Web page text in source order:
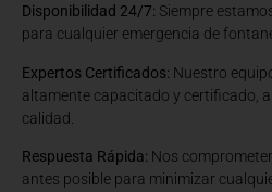
Disponibilidad 24/7: Siempre
para cualquier emergencia de
Expertos Certificados: Nuestro
altamente capacitado y certificado,
calidad.
Respuesta Rápida: Nos
antes posible para minimizar